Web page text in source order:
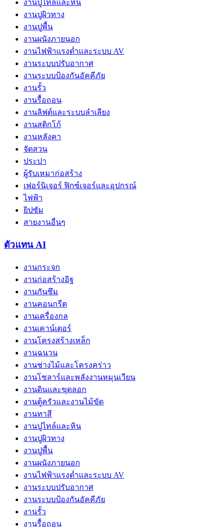
งานปูไทล์และหิน
งานปูผิวทาง
งานปูพื้น
งานผนังภายนอก
งานไฟฟ้าแรงต่ำและระบบ AV
งานระบบปรับอากาศ
งานระบบป้องกันอัคคีภัย
งานรั้ว
งานรื้อถอน
งานลิฟต์และระบบลำเลียง
งานสติกโก้
งานหลังคา
จัดสวน
ประปา
ผู้รับเหมาก่อสร้าง
เฟอร์นิเจอร์ ฟิกซ์เจอร์และอุปกรณ์
ไฟฟ้า
ยิปซัม
สายงานอื่นๆ
ตัวแทน AI
งานกระจก
งานก่อสร้างอิฐ
งานกันซึม
งานคอนกรีต
งานเครื่องกล
งานเคาน์เตอร์
งานโครงสร้างเหล็ก
งานฉนวน
งานช่างไม้และโครงคร่าว
งานโซลาร์และพลังงานหมุนเวียน
งานดินและขุดลอก
งานตู้ครัวและงานไม้ขัด
งานทาสี
งานปูไทล์และหิน
งานปูผิวทาง
งานปูพื้น
งานผนังภายนอก
งานไฟฟ้าแรงต่ำและระบบ AV
งานระบบปรับอากาศ
งานระบบป้องกันอัคคีภัย
งานรั้ว
งานรื้อถอน